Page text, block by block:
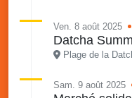
Ven. 8 août 2025
Datcha
Plage de la
Sam. 9 août 2025